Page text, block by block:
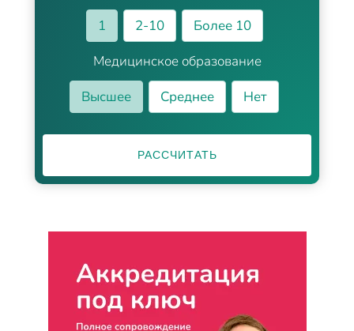
1
2-10
Более 10
Медицинское образование
Высшее
Среднее Нет
РАССЧИТАТЬ